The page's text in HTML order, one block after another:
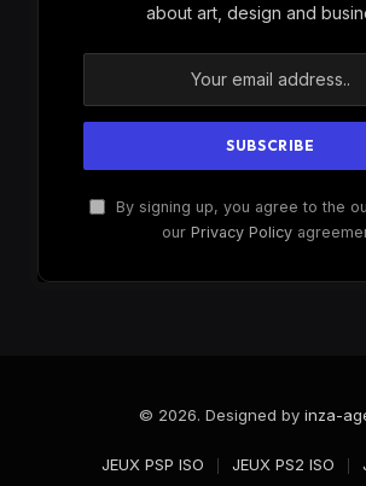
about art, design and
By signing up, you agree to the
our Privacy Policy
© 2026. Designed by inza-
JEUX PSP ISO JEUX PS2 ISO